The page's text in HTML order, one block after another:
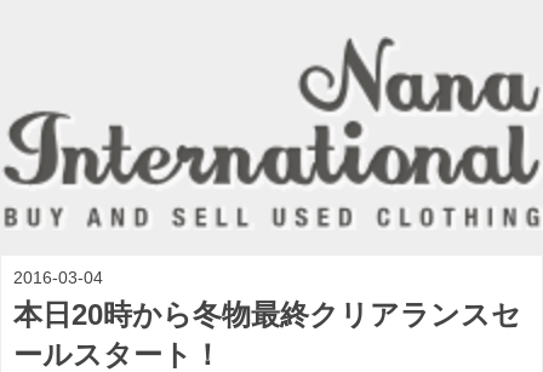
2016-03-04
本日20時から冬物最終クリアランスセ
ールスタート！